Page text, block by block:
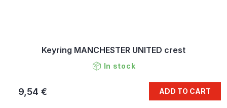
Keyring MANCHESTER UNITED crest
In stock
9,54 € ADD TO CART